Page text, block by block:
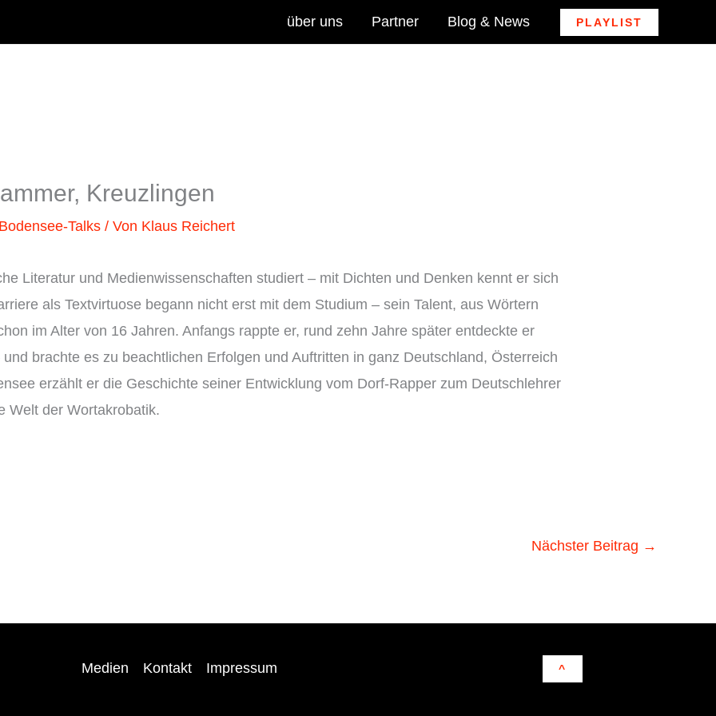
über uns Partner Blog & News PLAYLIST
Kreuzlingen
Talks / Von Klaus Reichert
Literatur und Medienwissenschaften studiert – mit Dichten und Denken kennt er sich
als Textvirtuose begann nicht erst mit dem Studium – sein Talent, aus Wörtern
im Alter von 16 Jahren. Anfangs rappte er, rund zehn Jahre später entdeckte er
brachte es zu beachtlichen Erfolgen und Auftritten in ganz Deutschland, Österreich
erzählt er die Geschichte seiner Entwicklung vom Dorf-Rapper zum Deutschlehrer
Welt der Wortakrobatik.
Nächster Beitrag →
Medien Kontakt Impressum ^